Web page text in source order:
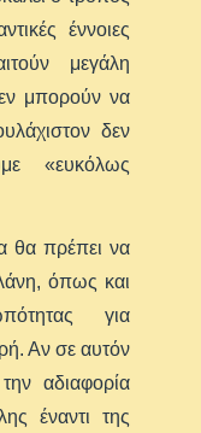
έννοιες
μεγάλη
μπορούν να
δεν
«ευκόλως
θα πρέπει να
όπως και
για
Αν σε αυτόν
αδιαφορία
έναντι της